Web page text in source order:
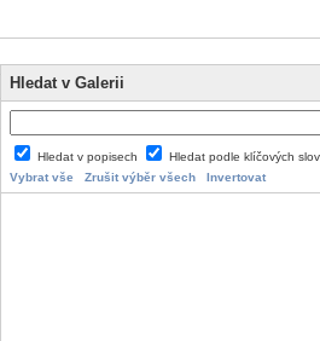
Hledat v Galerii
Hledat v popisech
Hledat podle klíčových
Vybrat vše
Zrušit výběr všech Invertovat